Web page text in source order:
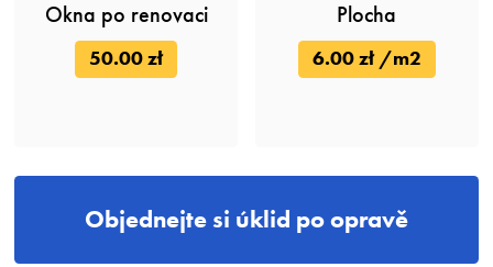
Okna po renovaci
50.00 zł
Plocha
6.00 zł /m2
Objednejte si úklid po opravě